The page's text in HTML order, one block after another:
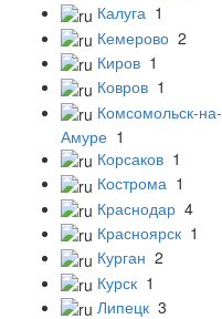
Калуга 1
Кемерово 2
Киров 1
Ковров 1
Комсомольск-на-
Амуре 1
Корсаков 1
Кострома 1
Краснодар 4
Красноярск 1
Курган 2
Курск 1
Липецк 3